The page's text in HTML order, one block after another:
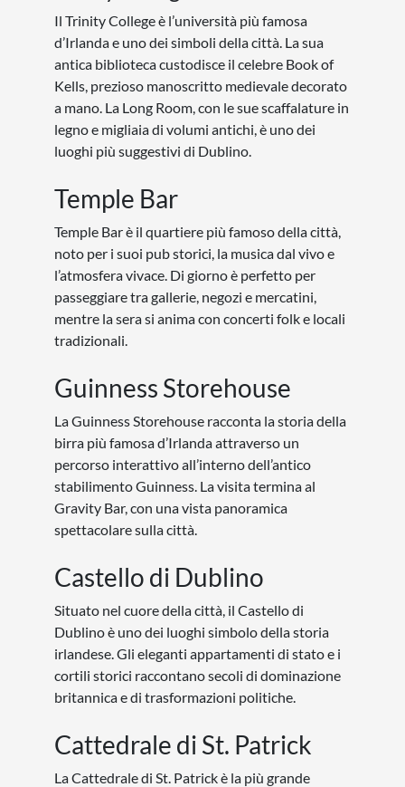
Il Trinity College è l’università più famosa
d’Irlanda e uno dei simboli della città. La sua
antica biblioteca custodisce il celebre Book of
Kells, prezioso manoscritto medievale decorato
a mano. La Long Room, con le sue scaffalature in
legno e migliaia di volumi antichi, è uno dei
luoghi più suggestivi di Dublino.
Temple Bar
Temple Bar è il quartiere più famoso della città,
noto per i suoi pub storici, la musica dal vivo e
l’atmosfera vivace. Di giorno è perfetto per
passeggiare tra gallerie, negozi e mercatini,
mentre la sera si anima con concerti folk e locali
tradizionali.
Guinness Storehouse
La Guinness Storehouse racconta la storia della
birra più famosa d’Irlanda attraverso un
percorso interattivo all’interno dell’antico
stabilimento Guinness. La visita termina al
Gravity Bar, con una vista panoramica
spettacolare sulla città.
Castello di Dublino
Situato nel cuore della città, il Castello di
Dublino è uno dei luoghi simbolo della storia
irlandese. Gli eleganti appartamenti di stato e i
cortili storici raccontano secoli di dominazione
britannica e di trasformazioni politiche.
Cattedrale di St. Patrick
La Cattedrale di St. Patrick è la più grande